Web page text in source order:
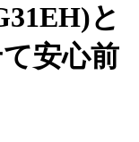
と
安心前